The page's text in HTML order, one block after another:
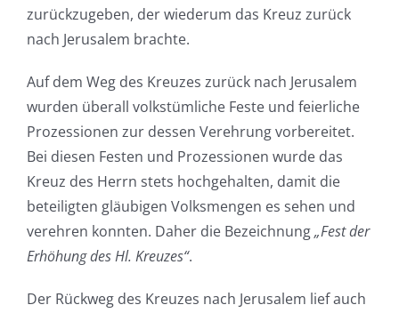
zurückzugeben, der wiederum das Kreuz zurück
nach Jerusalem brachte.
Auf dem Weg des Kreuzes zurück nach Jerusalem
wurden überall volkstümliche Feste und feierliche
Prozessionen zur dessen Verehrung vorbereitet.
Bei diesen Festen und Prozessionen wurde das
Kreuz des Herrn stets hochgehalten, damit die
beteiligten gläubigen Volksmengen es sehen und
verehren konnten. Daher die Bezeichnung„Fest der
Erhöhung des Hl. Kreuzes“.
Der Rückweg des Kreuzes nach Jerusalem lief auch